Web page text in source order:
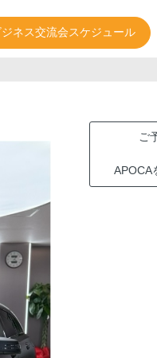
ネス交流会スケジュール
ご
APOCA